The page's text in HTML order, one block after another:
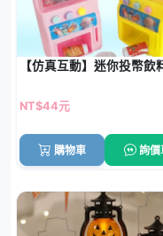
【仿真互動】迷你投幣
NT$44元
購物車 詢價